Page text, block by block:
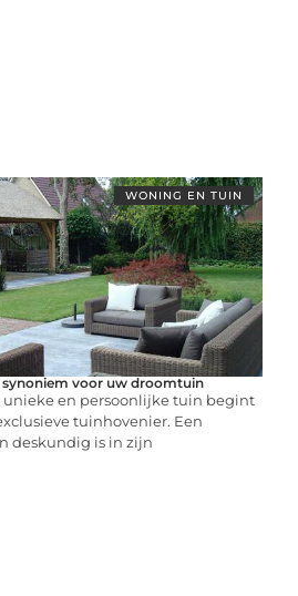
WONING EN TUIN
synoniem voor uw droomtuin
unieke en persoonlijke tuin begint
tuinhovenier. Een
deskundig is in zijn